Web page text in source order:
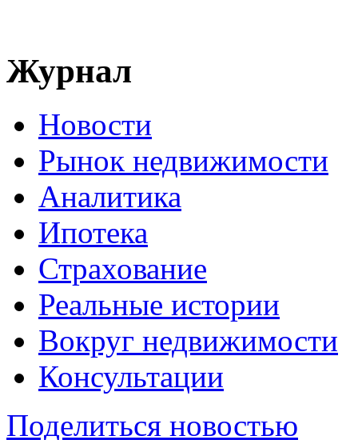
Журнал
Новости
Рынок недвижимости
Аналитика
Ипотека
Страхование
Реальные истории
Вокруг недвижимости
Консультации
Поделиться новостью